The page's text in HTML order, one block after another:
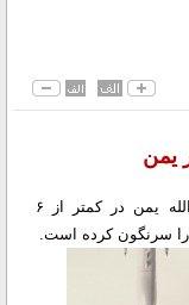
یمن
آسوشیتدپرس: انصارالله یمن در کمتر از ۶